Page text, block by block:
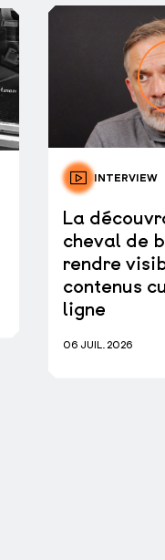
INTERVIEW
La
cheval de
rendre
contenus
ligne
06 JUIL. 2026